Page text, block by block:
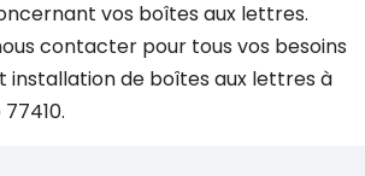
vos boîtes aux lettres.
contacter pour tous vos besoins
installation de boîtes aux lettres à